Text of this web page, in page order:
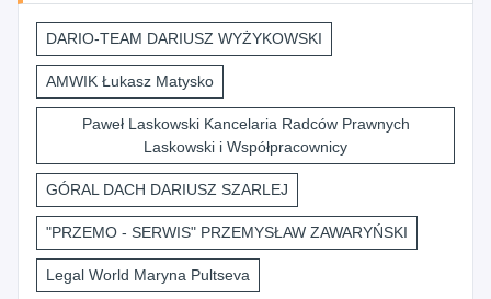
DARIO-TEAM DARIUSZ WYŻYKOWSKI
AMWIK Łukasz Matysko
Paweł Laskowski Kancelaria Radców Prawnych
Laskowski i Współpracownicy
GÓRAL DACH DARIUSZ SZARLEJ
"PRZEMO - SERWIS" PRZEMYSŁAW ZAWARYŃSKI
Legal World Maryna Pultseva